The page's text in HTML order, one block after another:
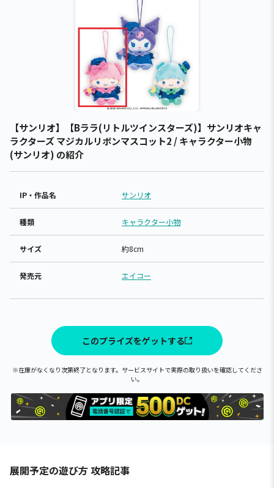
【サンリオ】【Bララ(リトルツインスターズ)】サンリオキャ
ラクターズ マジカルリボンマスコット2 / キャラクター小物
(サンリオ) の紹介
IP・作品名 サンリオ
種類 キャラクター小物
サイズ 約8cm
発売元 エイコー
このプライズをゲットする
※在庫がなくなり次第終了となります。サービスサイトで実際の取り扱いを確認してくださ
い。
展開予定の遊び方 攻略記事